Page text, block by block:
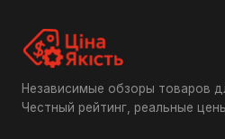
Независимые обзоры товаров
Честный рейтинг, реальные